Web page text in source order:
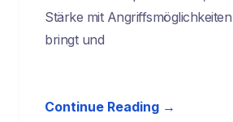
Stärke mit
bringt und
Continue Reading →